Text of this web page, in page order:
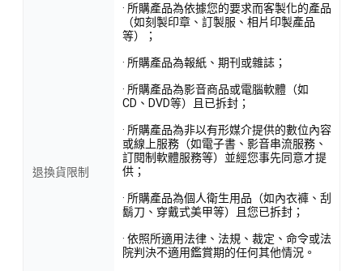
退換貨限制
· 所購產品為依據您的要求而客製化的產品
（如刻製印章、訂製服、相片印製產品
等）；
· 所購產品為報紙、期刊或雜誌；
· 所購產品為影音商品或電腦軟體（如
CD、DVD等）且已拆封；
· 所購產品為非以有形媒介提供的數位內容
或線上服務（如電子書、影音串流服務、
訂閱制軟體服務等）並經您事先同意才提
供；
· 所購產品為個人衛生用品（如內衣褲、刮
鬍刀、穿戴式美甲等）且您已拆封；
· 依照所適用法律、法規、裁定、命令或法
院判決不適用鑑賞期的任何其他情況。